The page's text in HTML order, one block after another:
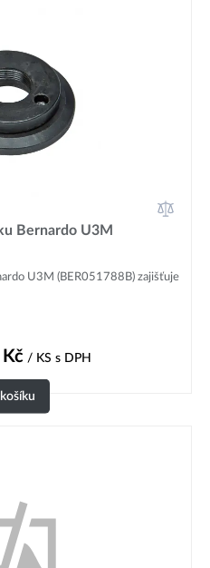
Bernardo U3M
U3M (BER051788B) zajišťuje
Kč/ KS s DPH